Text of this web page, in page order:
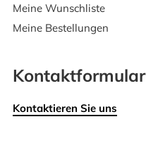
Meine Wunschliste
Meine Bestellungen
Kontaktformular
Kontaktieren Sie uns